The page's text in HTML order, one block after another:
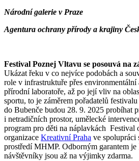
Národní galerie v Praze
Agentura ochrany přírody a krajiny
Festival Poznej Vltavu se posouvá na
Ukázat řeku v co nejvíce podobách a
role v infrastruktuře přes
přírodní laboratoře, až po její vliv na
sportu, to je záměrem pořadatelů
do Bubenče budou 28. 9. 2025 probíhat
i netradičních prostor, umělecké
program pro děti na náplavkách Festival
organizace Kreativní Praha ve spolupráci
prostředí MHMP. Odborným garantem
návštěvníky jsou až na výjimky zdarma.